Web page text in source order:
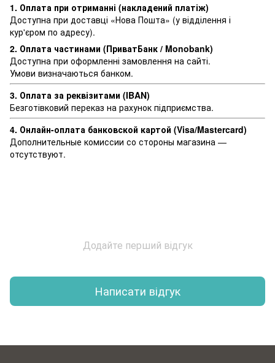
1. Оплата при отриманні (накладений платіж)
Доступна при доставці «Нова Пошта» (у відділення і
кур'єром по адресу).
2. Оплата частинами (ПриватБанк / Monobank)
Доступна при оформленні замовлення на сайті.
Умови визначаються банком.
3. Оплата за реквізитами (IBAN)
Безготівковий переказ на рахунок підприємства.
4. Онлайн-оплата банковской картой (Visa/Mastercard)
Дополнительные комиссии со стороны магазина —
отсутствуют.
Додайте перший відгук
Написати відгук